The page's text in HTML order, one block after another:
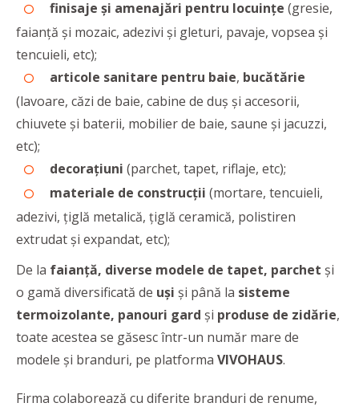
finisaje și amenajări pentru locuințe (gresie,
faianță și mozaic, adezivi și gleturi, pavaje, vopsea și
tencuieli, etc);
articole sanitare pentru baie, bucătărie
(lavoare, căzi de baie, cabine de duș și accesorii,
chiuvete și baterii, mobilier de baie, saune și jacuzzi,
etc);
decorațiuni (parchet, tapet, riflaje, etc);
materiale de construcții (mortare, tencuieli,
adezivi, țiglă metalică, țiglă ceramică, polistiren
extrudat și expandat, etc);
De la faianță, diverse modele de tapet, parchet și
o gamă diversificată de uși și până la sisteme
termoizolante, panouri gard și produse de zidărie,
toate acestea se găsesc într-un număr mare de
modele și branduri, pe platforma VIVOHAUS.
Firma colaborează cu diferite branduri de renume,